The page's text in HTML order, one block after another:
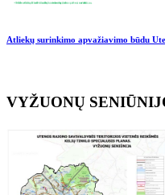
Atliekų surinkimo apvažiavimo būdu
VYŽUONŲ